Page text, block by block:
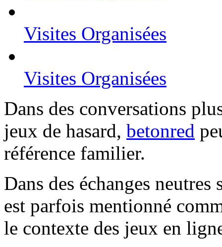
Visites Organisées
Visites Organisées
Dans des conversations
jeux de hasard, betonred
référence familier.
Dans des échanges
est parfois mentionné
le contexte des jeux en